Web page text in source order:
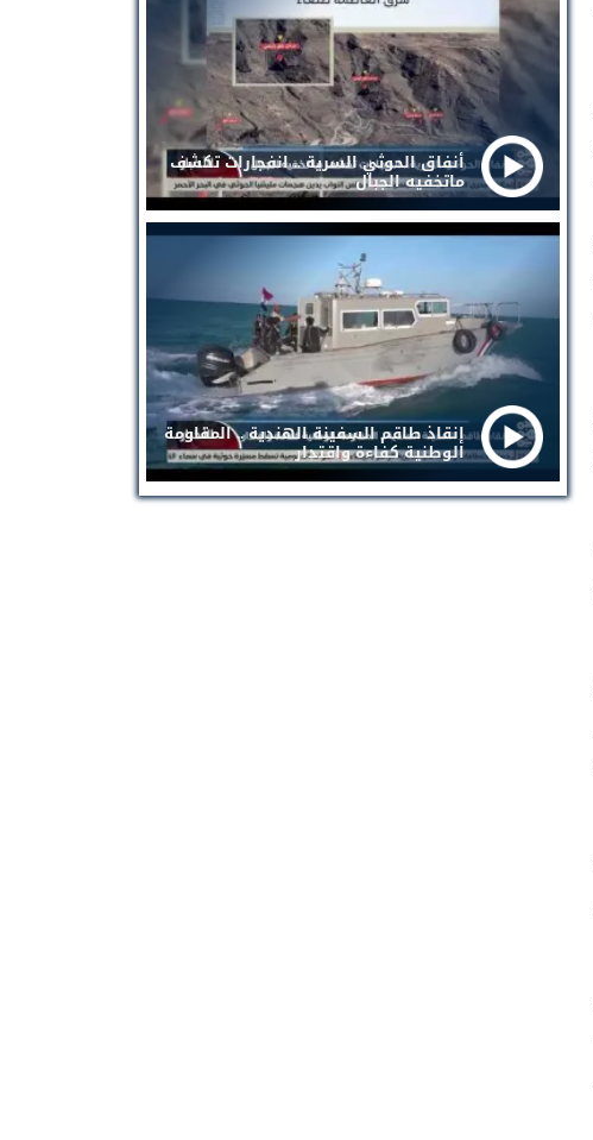
أنفاق الحوثي السرية .. انفجارات تكشف
ماتخفيه الجبال
إنقاذ طاقم السفينة الهندية .. المقاومة
الوطنية كفاءة واقتدار